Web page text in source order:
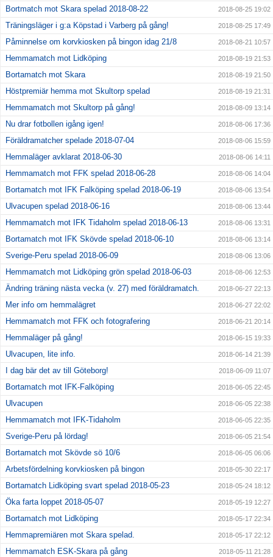
Bortmatch mot Skara spelad 2018-08-22 2018-08-25 19:02
Träningsläger i g:a Köpstad i Varberg på gång! 2018-08-25 17:49
Påminnelse om korvkiosken på bingon idag 21/8 2018-08-21 10:57
Hemmamatch mot Lidköping 2018-08-19 21:53
Bortamatch mot Skara 2018-08-19 21:50
Höstpremiär hemma mot Skultorp spelad 2018-08-19 21:31
Hemmamatch mot Skultorp på gång! 2018-08-09 13:14
Nu drar fotbollen igång igen! 2018-08-06 17:36
Föräldramatcher spelade 2018-07-04 2018-08-06 15:59
Hemmaläger avklarat 2018-06-30 2018-08-06 14:11
Hemmamatch mot FFK spelad 2018-06-28 2018-08-06 14:04
Bortamatch mot IFK Falköping spelad 2018-06-19 2018-08-06 13:54
Ulvacupen spelad 2018-06-16 2018-08-06 13:44
Hemmamatch mot IFK Tidaholm spelad 2018-06-13 2018-08-06 13:31
Bortamatch mot IFK Skövde spelad 2018-06-10 2018-08-06 13:14
Sverige-Peru spelad 2018-06-09 2018-08-06 13:06
Hemmamatch mot Lidköping grön spelad 2018-06-03 2018-08-06 12:53
Ändring träning nästa vecka (v. 27) med föräldramatch. 2018-06-27 22:13
Mer info om hemmalägret 2018-06-27 22:02
Hemmamatch mot FFK och fotografering 2018-06-21 20:14
Hemmaläger på gång! 2018-06-15 19:33
Ulvacupen, lite info. 2018-06-14 21:39
I dag bär det av till Göteborg! 2018-06-09 11:07
Bortamatch mot IFK-Falköping 2018-06-05 22:45
Ulvacupen 2018-06-05 22:38
Hemmamatch mot IFK-Tidaholm 2018-06-05 22:35
Sverige-Peru på lördag! 2018-06-05 21:54
Bortamatch mot Skövde sö 10/6 2018-06-05 06:06
Arbetsfördelning korvkiosken på bingon 2018-05-30 22:17
Bortamatch Lidköping svart spelad 2018-05-23 2018-05-24 18:12
Öka farta loppet 2018-05-07 2018-05-19 12:27
Bortamatch mot Lidköping 2018-05-17 22:34
Hemmapremiären mot Skara spelad. 2018-05-17 22:12
Hemmamatch ESK-Skara på gång 2018-05-11 21:28